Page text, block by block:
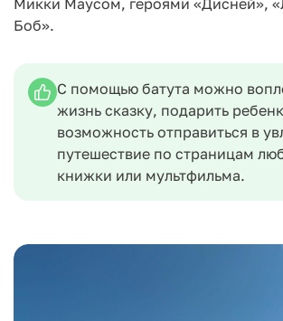
Боб».
С помощью батута можно
жизнь сказку, подарить
возможность отправиться в
путешествие по страницам
книжки или мультфильма.